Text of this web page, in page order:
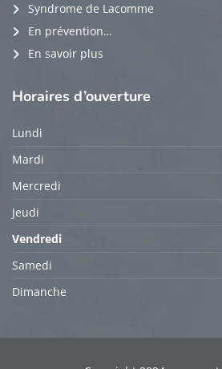
Syndrome de Lacomme
En prévention…
En savoir plus
Horaires d’ouverture
Lundi
Mardi
Mercredi
Jeudi
Vendredi
Samedi
Dimanche